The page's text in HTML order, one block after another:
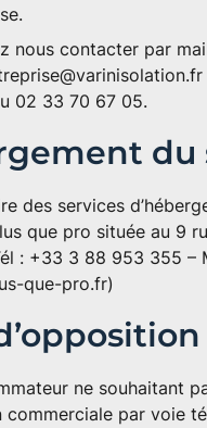
nous contacter par
02 33 70 67 05.
du
des services
que pro située au 9
: +33 3 88 953 355 –
que-pro.fr)
ne souhaitant
commerciale par voie